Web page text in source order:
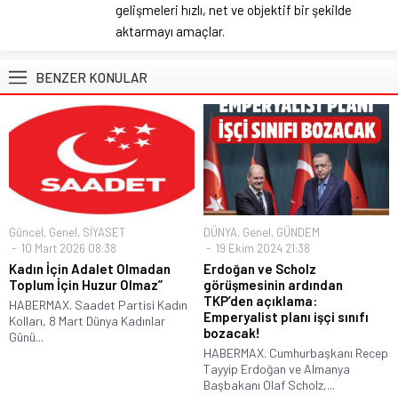
gelişmeleri hızlı, net ve objektif bir şekilde
aktarmayı amaçlar.
BENZER KONULAR
Güncel, Genel, SİYASET
10 Mart 2026 08:38
Kadın İçin Adalet Olmadan
Toplum İçin Huzur Olmaz”
HABERMAX. Saadet Partisi Kadın
Kolları, 8 Mart Dünya Kadınlar
Günü...
DÜNYA, Genel, GÜNDEM
19 Ekim 2024 21:38
Erdoğan ve Scholz
görüşmesinin ardından
TKP’den açıklama:
Emperyalist planı işçi sınıfı
bozacak!
HABERMAX. Cumhurbaşkanı Recep
Tayyip Erdoğan ve Almanya
Başbakanı Olaf Scholz,...